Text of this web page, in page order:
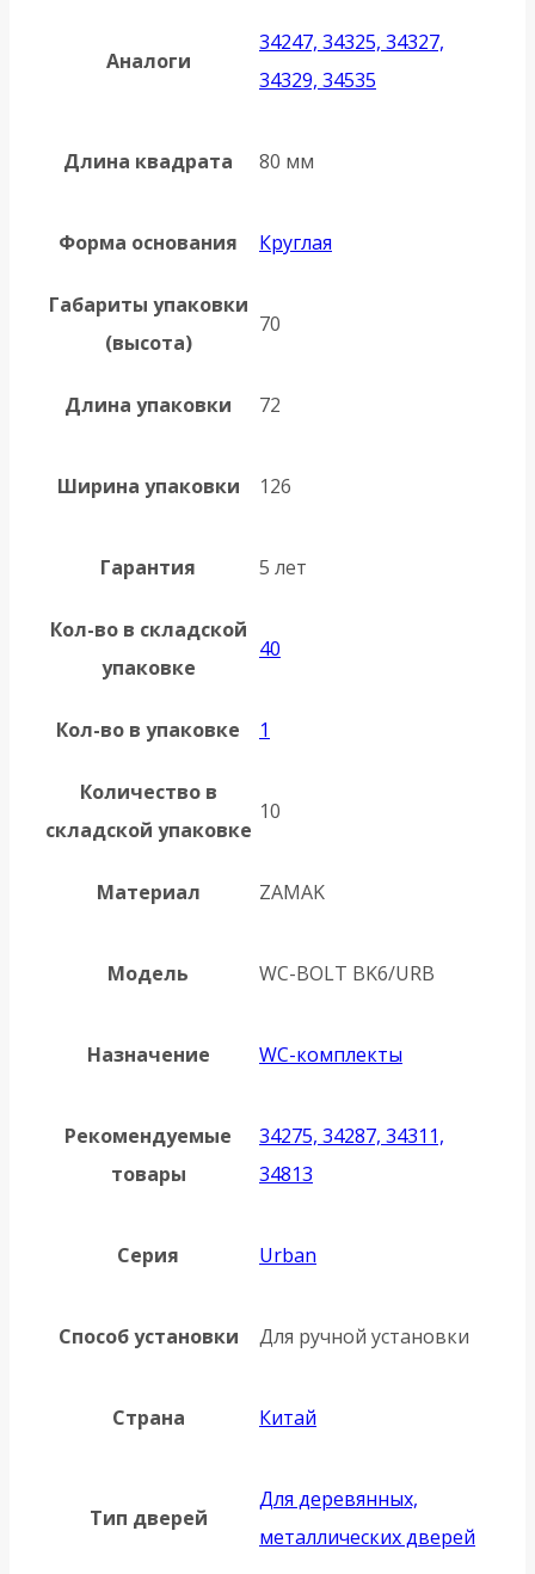
Аналоги
34247, 34325, 34327,
34329, 34535
Длина квадрата 80 мм
Форма основания Круглая
Габариты упаковки
(высота)
70
Длина упаковки 72
Ширина упаковки 126
Гарантия 5 лет
Кол-во в складской
упаковке
40
Кол-во в упаковке 1
Количество в
складской упаковке
10
Материал ZAMAK
Модель WC-BOLT BK6/URB
Назначение WC-комплекты
Рекомендуемые
товары
34275, 34287, 34311,
34813
Серия Urban
Способ установки Для ручной установки
Страна Китай
Тип дверей
Для деревянных,
металлических дверей